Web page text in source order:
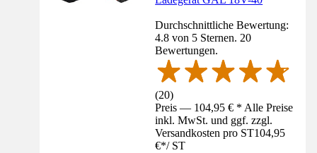
Durchschnittliche Bewertung:
4.8 von 5 Sternen. 20
Bewertungen.
(20)
Preis — 104,95 € * Alle Preise
inkl. MwSt. und ggf. zzgl.
Versandkosten pro ST104,95
€*/ ST